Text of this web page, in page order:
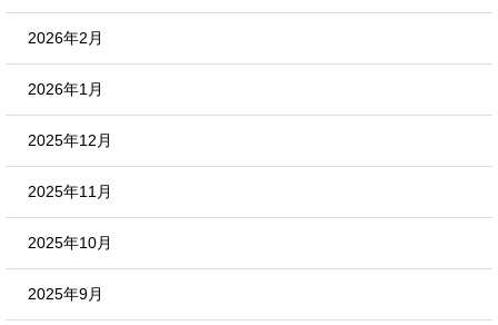
2026年2月
2026年1月
2025年12月
2025年11月
2025年10月
2025年9月